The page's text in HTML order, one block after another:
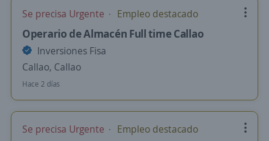
Se precisa Urgente Empleo destacado
Operario de Almacén Full time Callao
Inversiones Fisa
Callao, Callao
Hace 2 días
Se precisa Urgente Empleo destacado